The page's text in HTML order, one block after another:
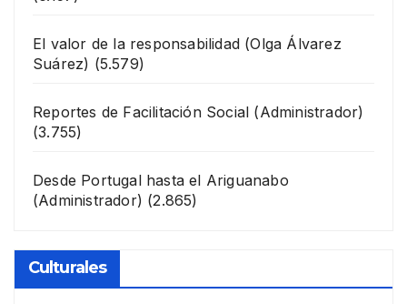
El valor de la responsabilidad (Olga Álvarez
Suárez) (5.579)
Reportes de Facilitación Social (Administrador)
(3.755)
Desde Portugal hasta el Ariguanabo
(Administrador) (2.865)
Culturales